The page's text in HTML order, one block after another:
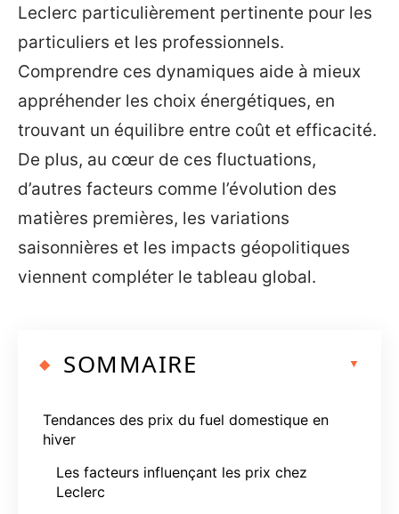
Leclerc particulièrement pertinente pour les
particuliers et les professionnels.
Comprendre ces dynamiques aide à mieux
appréhender les choix énergétiques, en
trouvant un équilibre entre coût et efficacité.
De plus, au cœur de ces fluctuations,
d’autres facteurs comme l’évolution des
matières premières, les variations
saisonnières et les impacts géopolitiques
viennent compléter le tableau global.
SOMMAIRE
Tendances des prix du fuel domestique en
hiver
Les facteurs influençant les prix chez
Leclerc